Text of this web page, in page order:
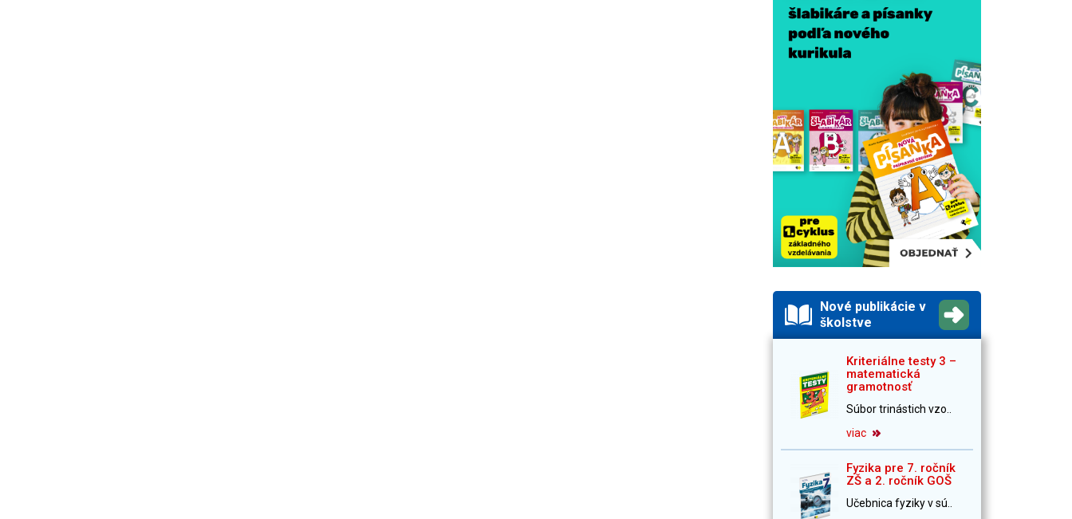
Nové publikácie v
školstve
Kriteriálne testy 3 –
matematická
gramotnosť
Súbor trinástich vzo..
viac
Fyzika pre 7. ročník
ZŠ a 2. ročník GOŠ
Učebnica fyziky v sú..